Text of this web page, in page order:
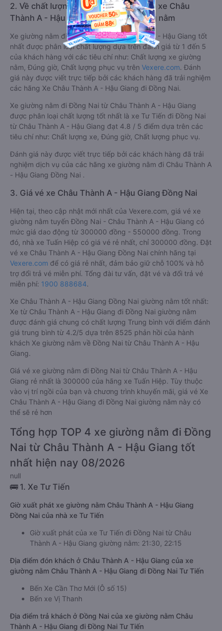
2. Về chất lượng, review, đánh giá nhà xe Châu
Thành A - Hậu Giang Đồng Nai giường nằm
Xe giường nằm đi Đồng Nai từ Châu Thành A - Hậu Giang tốt
nhất được phân loại chất lượng dựa trên đánh giá từ 1 đến 5
của khách hàng với các tiêu chí như: Chất lượng xe giường
nằm, Đúng giờ, Chất lượng phục vụ trên Vexere.com. Đánh
giá này được viết trực tiếp bởi các khách hàng đã trải nghiệm
các hãng Xe Châu Thành A - Hậu Giang đi Đồng Nai.
Xe giường nằm đi Đồng Nai từ Châu Thành A - Hậu Giang
được phân loại chất lượng tốt nhất là xe Tư Tiến đi Đồng Nai
từ Châu Thành A - Hậu Giang đạt 4.8 / 5 điểm dựa trên các
tiêu chí như: Chất lượng xe, Đúng giờ, Chất lượng phục vụ.
Đánh giá này được viết trực tiếp bởi các khách hàng đã trải
nghiệm dịch vụ của các hãng xe giường nằm đi Châu Thành A
- Hậu Giang Đồng Nai .
3. Giá vé xe Châu Thành A - Hậu Giang Đồng Nai
Hiện tại, theo cập nhật mới nhất của Vexere.com, giá vé xe
giường nằm tuyến Đồng Nai - Châu Thành A - Hậu Giang có
mức giá dao động từ 300000 đồng - 550000 đồng. Trong
đó, nhà xe Tuấn Hiệp có giá vé rẻ nhất, chỉ 300000 đồng. Đặt
vé xe Châu Thành A - Hậu Giang Đồng Nai chính hãng tại
Vexere.com để có giá rẻ nhất, đảm bảo giữ chỗ 100% và hỗ
trợ đổi trả vé miễn phí. Tổng đài tư vấn, đặt vé và đổi trả vé
miễn phí: 1900 888684.
Xe Châu Thành A - Hậu Giang Đồng Nai giường nằm tốt nhất:
Xe từ Châu Thành A - Hậu Giang đi Đồng Nai giường nằm
được đánh giá chung có chất lượng Trung bình với điểm đánh
giá trung bình từ 4.2/5 dựa trên 8525 phản hồi của hành
khách Xe giường nằm về Đồng Nai từ Châu Thành A - Hậu
Giang.
Giá vé xe giường nằm đi Đồng Nai từ Châu Thành A - Hậu
Giang rẻ nhất là 300000 của hãng xe Tuấn Hiệp. Tùy thuộc
vào vị trí ngồi của bạn và chương trình khuyến mãi, giá vé Xe
Châu Thành A - Hậu Giang đi Đồng Nai giường nằm này có
thể sẽ rẻ hơn
Tổng hợp TOP 4 xe giường nằm đi Đồng
Nai từ Châu Thành A - Hậu Giang tốt
nhất hiện nay 08/2026
null
🚌 1. Xe Tư Tiến
Giờ xuất phát xe giường nằm Châu Thành A - Hậu Giang
Đồng Nai của nhà xe Tư Tiến
Giờ xuất phát của xe Tư Tiến đi Đồng Nai từ Châu
Thành A - Hậu Giang giường nằm: 21:30, 22:15
Địa điểm đón khách ở Châu Thành A - Hậu Giang của xe
giường nằm Châu Thành A - Hậu Giang đi Đồng Nai Tư Tiến
Bến Xe Cần Thơ Mới (Ô số 15)
Bến xe Vị Thanh
Địa điểm trả khách ở Đồng Nai của xe giường nằm Châu
Thành A - Hậu Giang đi Đồng Nai Tư Tiến